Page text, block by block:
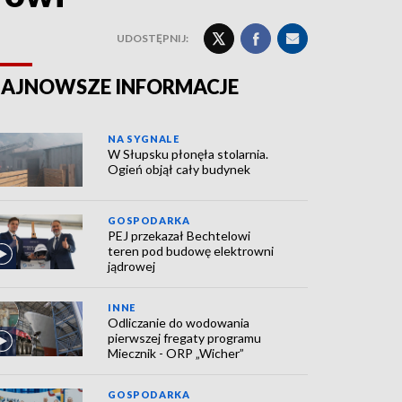
UDOSTĘPNIJ:
INFORMACJE
NA SYGNALE
W Słupsku płonęła stolarnia.
Ogień objął cały budynek
GOSPODARKA
PEJ przekazał Bechtelowi
teren pod budowę elektrowni
jądrowej
INNE
Odliczanie do wodowania
pierwszej fregaty programu
Miecznik - ORP „Wicher”
GOSPODARKA